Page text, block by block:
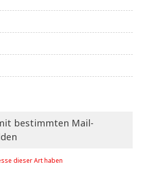
bestimmten Mail-
dieser Art haben